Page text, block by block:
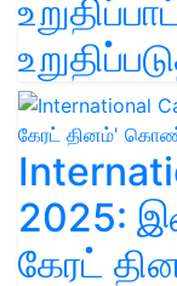
2025:
கேரட்